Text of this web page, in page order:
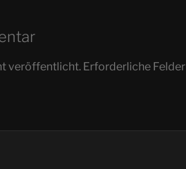
veröffentlicht. Erforderliche Felder